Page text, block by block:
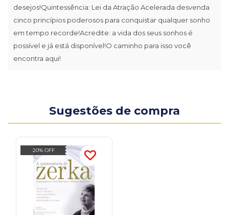
desejos!Quintessência: Lei da Atração Acelerada desvenda
cinco princípios poderosos para conquistar qualquer sonho
em tempo recorde!Acredite: a vida dos seus sonhos é
possível e já está disponível!O caminho para isso você
encontra aqui!
Sugestões de compra
20% OFF